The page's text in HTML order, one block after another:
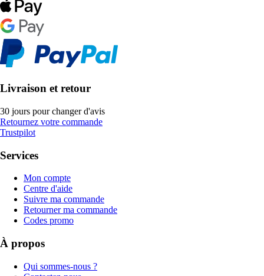
Livraison et retour
30 jours pour changer d'avis
Retournez votre commande
Trustpilot
Services
Mon compte
Centre d'aide
Suivre ma commande
Retourner ma commande
Codes promo
À propos
Qui sommes-nous ?